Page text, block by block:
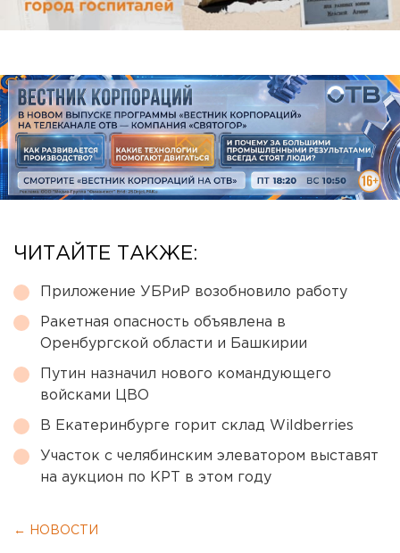
ЧИТАЙТЕ ТАКЖЕ:
Приложение УБРиР возобновило работу
Ракетная опасность объявлена в
Оренбургской области и Башкирии
Путин назначил нового командующего
войсками ЦВО
В Екатеринбурге горит склад Wildberries
Участок с челябинским элеватором выставят
на аукцион по КРТ в этом году
← НОВОСТИ